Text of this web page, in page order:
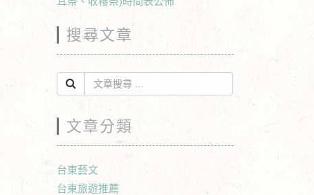
搜尋文章
文章分類
台東藝文
台東旅遊推薦